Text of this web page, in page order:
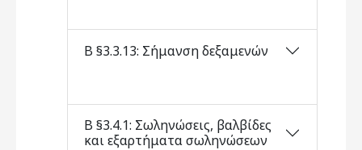
Β §3.3.13: Σήμανση δεξαμενών
Β §3.4.1: Σωληνώσεις, βαλβίδες
και εξαρτήματα σωληνώσεων